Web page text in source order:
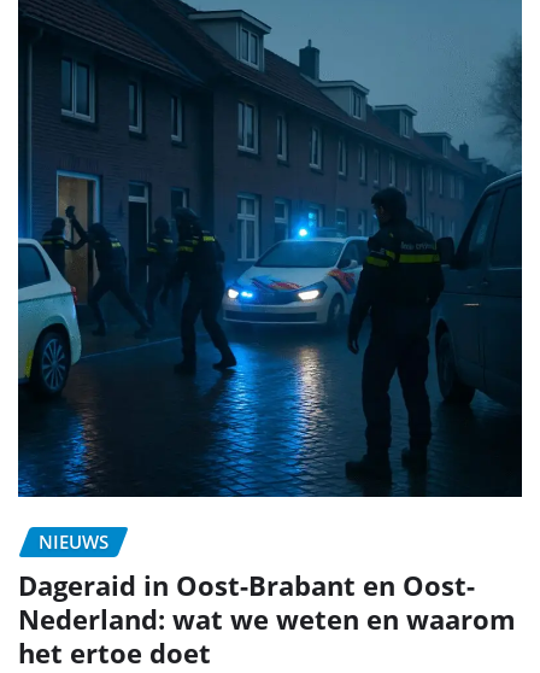
NIEUWS
Dageraid in Oost-Brabant en Oost-
Nederland: wat we weten en waarom
het ertoe doet